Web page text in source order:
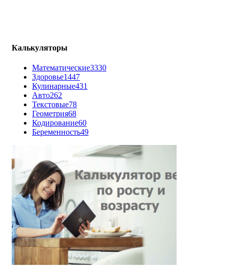
Калькуляторы
Математические3330
Здоровье1447
Кулинарные431
Авто262
Текстовые78
Геометрия68
Кодирование60
Беременность49